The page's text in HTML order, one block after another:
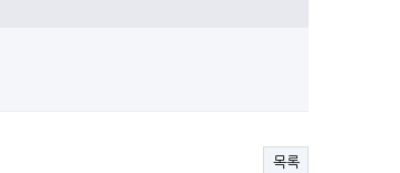
목록